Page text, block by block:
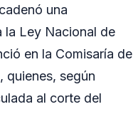
una
la Ley Nacional de
en la Comisaría de
quienes, según
al corte del